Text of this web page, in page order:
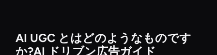
AI UGC とはどのようなものです
か?AI ドリブン広告ガイド